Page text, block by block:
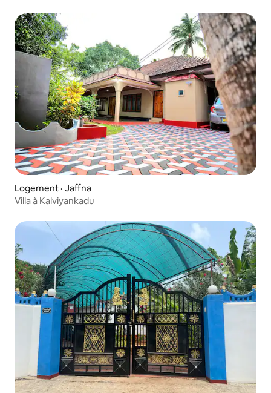
Logement · Jaffna
Villa à Kalviyankadu